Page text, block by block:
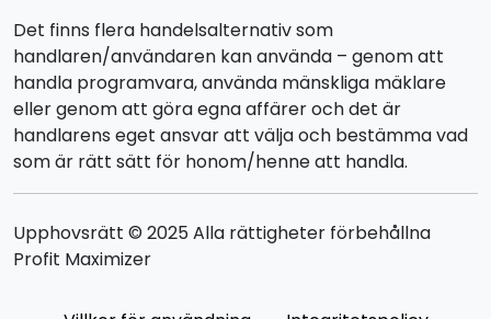
Det finns flera handelsalternativ som
handlaren/användaren kan använda – genom att
handla programvara, använda mänskliga mäklare
eller genom att göra egna affärer och det är
handlarens eget ansvar att välja och bestämma vad
som är rätt sätt för honom/henne att handla.
Upphovsrätt © 2025 Alla rättigheter förbehållna
Profit Maximizer